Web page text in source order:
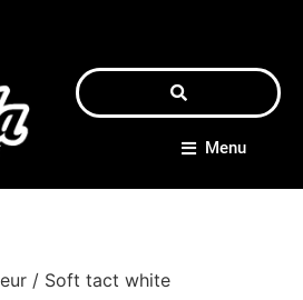
Menu
/ Soft tact white